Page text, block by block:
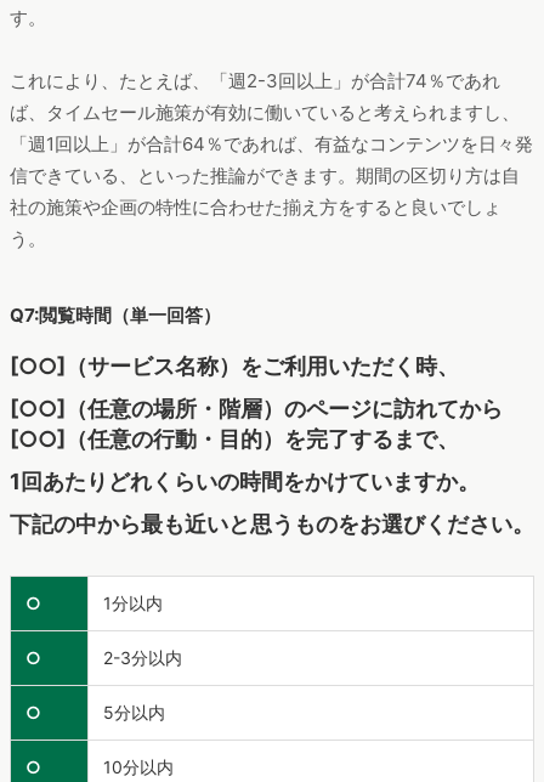
す。
これにより、たとえば、「週2-3回以上」が合計74％であれ
ば、タイムセール施策が有効に働いていると考えられますし、
「週1回以上」が合計64％であれば、有益なコンテンツを日々発
信できている、といった推論ができます。期間の区切り方は自
社の施策や企画の特性に合わせた揃え方をすると良いでしょ
う。
Q7:閲覧時間（単一回答）
[○○]（サービス名称）をご利用いただく時、
[○○]（任意の場所・階層）のページに訪れてから
[○○]（任意の行動・目的）を完了するまで、
1回あたりどれくらいの時間をかけていますか。
下記の中から最も近いと思うものをお選びください。
○ 1分以内
○ 2-3分以内
○ 5分以内
○ 10分以内